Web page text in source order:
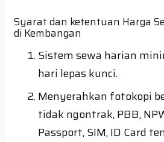
Syarat dan ketentuan Harga
di Kembangan
Sistem sewa harian
hari lepas kunci.
Menyerahkan fotokopi
tidak ngontrak, PBB,
Passport, SIM, ID Card